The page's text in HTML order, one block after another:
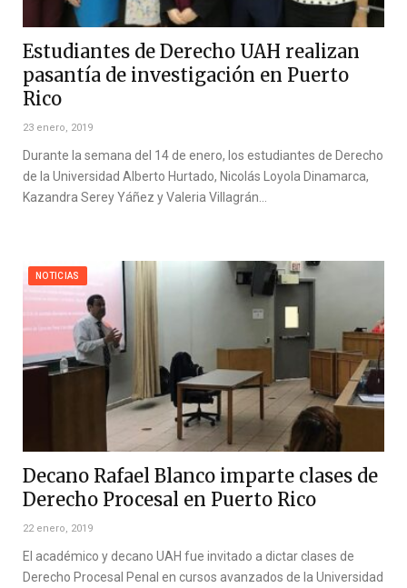
Estudiantes de Derecho UAH realizan
pasantía de investigación en Puerto
Rico
23 enero, 2019
Durante la semana del 14 de enero, los estudiantes de Derecho
de la Universidad Alberto Hurtado, Nicolás Loyola Dinamarca,
Kazandra Serey Yáñez y Valeria Villagrán…
NOTICIAS
Decano Rafael Blanco imparte clases de
Derecho Procesal en Puerto Rico
22 enero, 2019
El académico y decano UAH fue invitado a dictar clases de
Derecho Procesal Penal en cursos avanzados de la Universidad